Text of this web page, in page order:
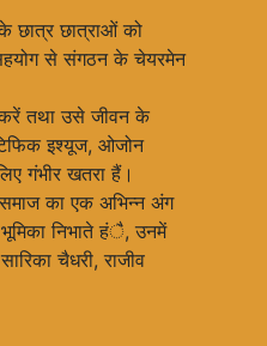
छात्र छात्राओं को
सहयोग से संगठन के चेयरमेन
तथा उसे जीवन के
इश्यूज, ओजोन
गंभीर खतरा हैं।
का एक अभिन्न अंग
निभाते हंै, उनमें
चैधरी, राजीव